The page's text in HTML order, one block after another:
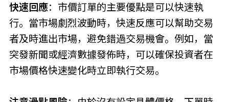
快速回應：市價訂單的主要優點是可以快速執
行。當市場劇烈波動時，快速反應可以幫助交易
者及時進出市場，避免錯過交易機會。例如，當
突發新聞或經濟數據發佈時，可以確保投資者在
市場價格快速變化時立即執行交易。